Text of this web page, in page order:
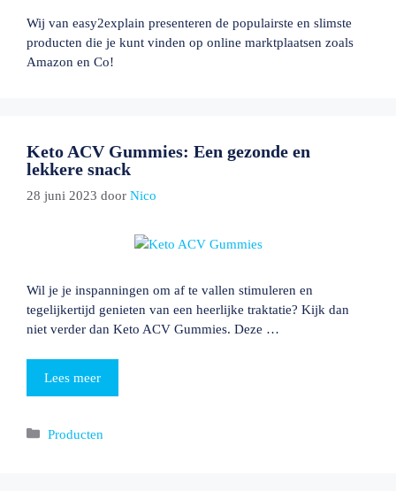
Wij van easy2explain presenteren de populairste en slimste
producten die je kunt vinden op online marktplaatsen zoals
Amazon en Co!
Keto ACV Gummies: Een gezonde en
lekkere snack
28 juni 2023 door Nico
Wil je je inspanningen om af te vallen stimuleren en
tegelijkertijd genieten van een heerlijke traktatie? Kijk dan
niet verder dan Keto ACV Gummies. Deze …
Lees meer
Categorieën
Producten